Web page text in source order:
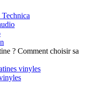
Comment choisir sa
vinyles